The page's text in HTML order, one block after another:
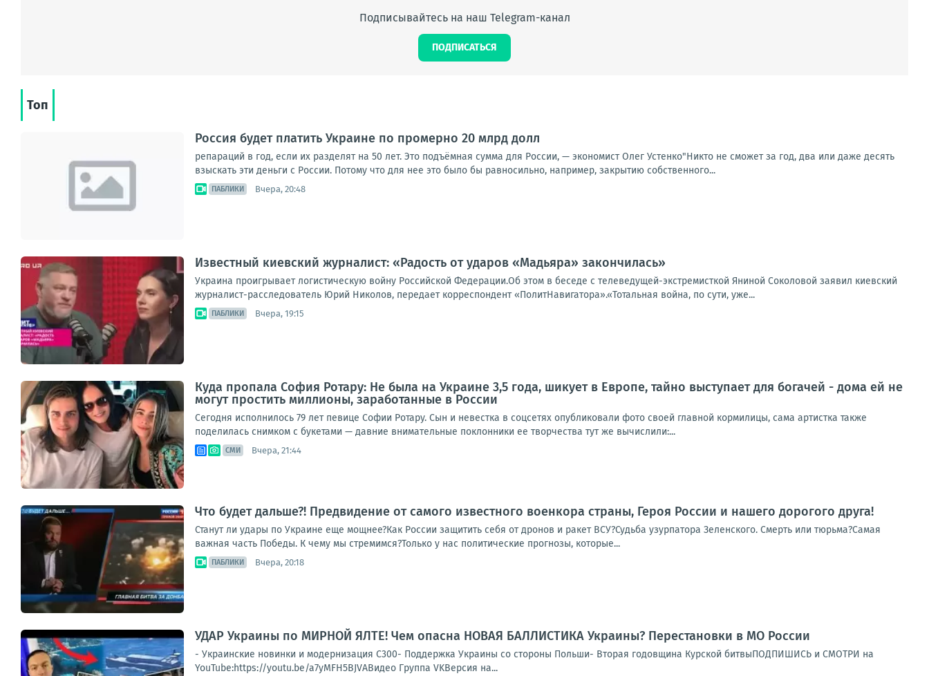
Подписывайтесь на наш Telegram-канал
ПОДПИСАТЬСЯ
Топ
Россия будет платить Украине по промерно 20 млрд долл
репараций в год, если их разделят на 50 лет. Это подъёмная сумма для России, — экономист Олег Устенко"Никто не сможет за год, два или даже десять
взыскать эти деньги с России. Потому что для нее это было бы равносильно, например, закрытию собственного...
ПАБЛИКИ Вчера, 20:48
Известный киевский журналист: «Радость от ударов «Мадьяра» закончилась»
Украина проигрывает логистическую войну Российской Федерации.Об этом в беседе с телеведущей-экстремисткой Яниной Соколовой заявил киевский
журналист-расследователь Юрий Николов, передает корреспондент «ПолитНавигатора».«Тотальная война, по сути, уже...
ПАБЛИКИ Вчера, 19:15
Куда пропала София Ротару: Не была на Украине 3,5 года, шикует в Европе, тайно выступает для богачей - дома ей не
могут простить миллионы, заработанные в России
Сегодня исполнилось 79 лет певице Софии Ротару. Сын и невестка в соцсетях опубликовали фото своей главной кормилицы, сама артистка также
поделилась снимком с букетами — давние внимательные поклонники ее творчества тут же вычислили:...
СМИ Вчера, 21:44
Что будет дальше?! Предвидение от самого известного военкора страны, Героя России и нашего дорогого друга!
Станут ли удары по Украине еще мощнее?Как России защитить себя от дронов и ракет ВСУ?Судьба узурпатора Зеленского. Смерть или тюрьма?Самая
важная часть Победы. К чему мы стремимся?Только у нас политические прогнозы, которые...
ПАБЛИКИ Вчера, 20:18
УДАР Украины по МИРНОЙ ЯЛТЕ! Чем опасна НОВАЯ БАЛЛИСТИКА Украины? Перестановки в МО России
- Украинские новинки и модернизация С300- Поддержка Украины со стороны Польши- Вторая годовщина Курской битвыПОДПИШИСЬ и СМОТРИ на
YouTube:https://youtu.be/a7yMFH5BJVAВидео Группа VKВерсия на...